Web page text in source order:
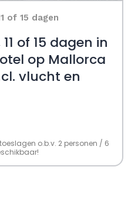
of 15 dagen
of 15 dagen in
op Mallorca
vlucht en
o.b.v. 2 personen / 6